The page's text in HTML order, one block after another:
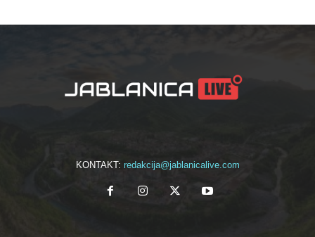
KONTAKT: redakcija@jablanicalive.com